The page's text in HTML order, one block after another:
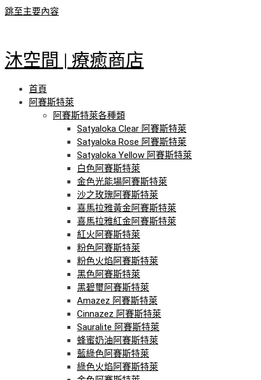
跳至主要內容
沐空間 | 療癒商店
首頁
阿賽斯特萊
阿賽斯特萊各種類
Satyaloka Clear 阿賽斯特萊
Satyaloka Rose 阿賽斯特萊
Satyaloka Yellow 阿賽斯特萊
白色阿賽斯特萊
金色光能場阿賽斯特萊
沙之玫瑰阿賽斯特萊
喜馬拉雅黃金阿賽斯特萊
喜馬拉雅紅金阿賽斯特萊
紅火阿賽斯特萊
粉色阿賽斯特萊
粉色火焰阿賽斯特萊
黑色阿賽斯特萊
黑碧璽阿賽斯特萊
Amazez 阿賽斯特萊
Cinnazez 阿賽斯特萊
Sauralite 阿賽斯特萊
蜂蜜奶油阿賽斯特萊
藍綠色阿賽斯特萊
綠色火焰阿賽斯特萊